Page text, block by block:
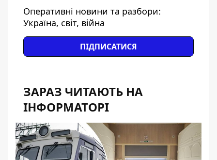
Оперативні новини та разбори:
Україна, світ, війна
ПІДПИСАТИСЯ
ЗАРАЗ ЧИТАЮТЬ НА
ІНФОРМАТОРІ